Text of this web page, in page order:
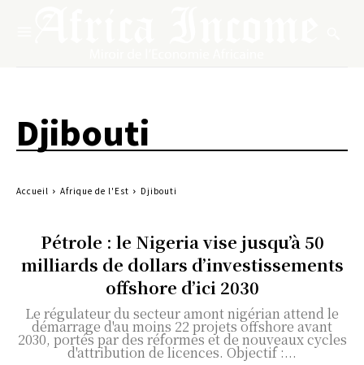
Djibouti
Accueil Afrique de l'Est Djibouti
Pétrole : le Nigeria vise jusqu’à 50
milliards de dollars d’investissements
offshore d’ici 2030
Le régulateur du secteur amont nigérian attend le
démarrage d'au moins 22 projets offshore avant
2030, portés par des réformes et de nouveaux cycles
d'attribution de licences. Objectif :...